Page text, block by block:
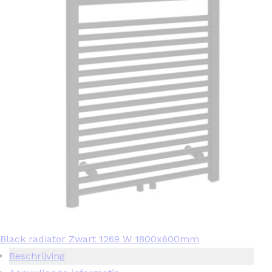
Black radiator Zwart 1269 W 1800x600mm
Beschrijving